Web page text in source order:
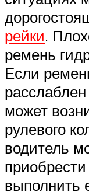
рейки.
ремень
Если
может
рулевого
водитель
выполнить